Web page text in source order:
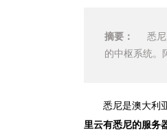
摘要：
悉尼
的中枢系统。
悉尼是澳大利
里云有悉尼的服务